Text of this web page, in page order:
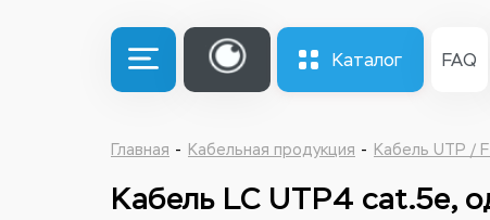
Каталог FAQ
Главная Кабельная продукция Кабель UTP /
Кабель LC UTP4 cat.5e,